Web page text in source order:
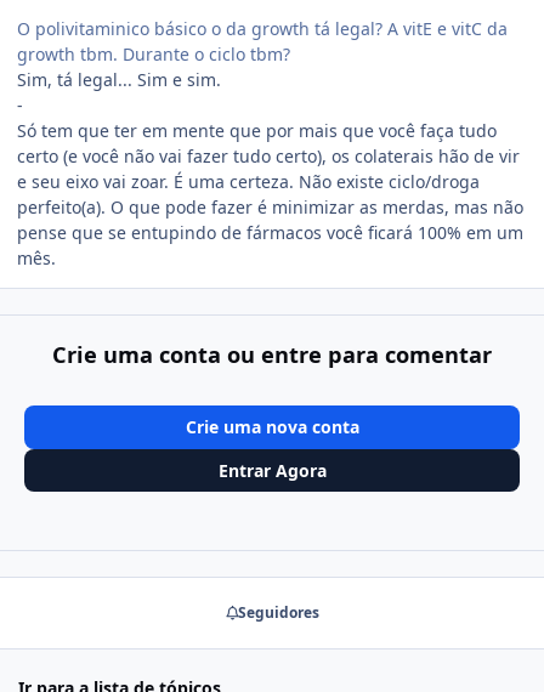
O polivitaminico básico o da growth tá legal? A vitE e vitC da
growth tbm. Durante o ciclo tbm?
Sim, tá legal... Sim e sim.
-
Só tem que ter em mente que por mais que você faça tudo
certo (e você não vai fazer tudo certo), os colaterais hão de vir
e seu eixo vai zoar. É uma certeza. Não existe ciclo/droga
perfeito(a). O que pode fazer é minimizar as merdas, mas não
pense que se entupindo de fármacos você ficará 100% em um
mês.
Crie uma conta ou entre para comentar
Crie uma nova conta
Entrar Agora
Seguidores